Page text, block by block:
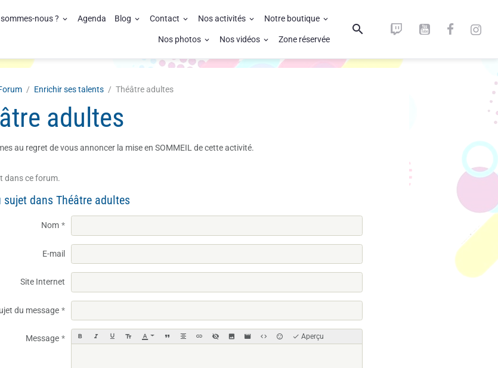
nous ? Agenda Blog Contact Nos activités Notre boutique
Nos photos Nos vidéos Zone réservée
Enrichir ses talents Théâtre adultes
adultes
au regret de vous annoncer la mise en SOMMEIL de cette activité.
dans ce forum.
sujet dans Théâtre adultes
Nom
E-mail
Site Internet
du message
Message Aperçu